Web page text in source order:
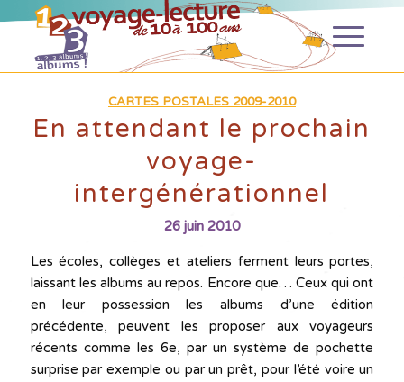
CARTES POSTALES 2009-2010
En attendant le prochain
voyage-
intergénérationnel
26 juin 2010
Les écoles, collèges et ateliers ferment leurs portes,
laissant les albums au repos. Encore que… Ceux qui ont
en leur possession les albums d’une édition
précédente, peuvent les proposer aux voyageurs
récents comme les 6e, par un système de pochette
surprise par exemple ou par un prêt, pour l’été voire un